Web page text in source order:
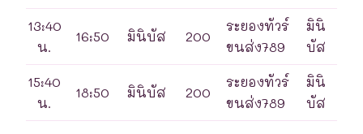
13:40
น.
16:50 มินิบัส 200
ระยองทัวร์
ขนส่ง789
มินิ
บัส
15:40
น.
18:50 มินิบัส 200
ระยองทัวร์
ขนส่ง789
มินิ
บัส